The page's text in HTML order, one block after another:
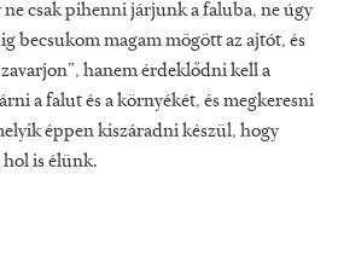
ne csak pihenni járjunk a faluba, ne úgy
becsukom magam mögött az ajtót, és
hanem érdeklődni kell a
a falut és a környékét, és megkeresni
éppen kiszáradni készül, hogy
is élünk.